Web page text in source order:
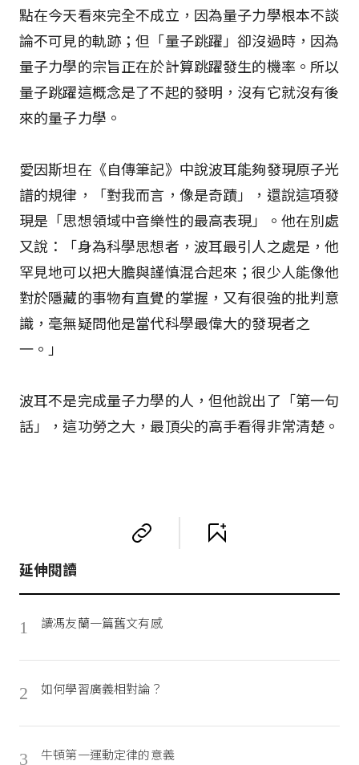
點在今天看來完全不成立，因為量子力學根本不談
論不可見的軌跡；但「量子跳躍」卻沒過時，因為
量子力學的宗旨正在於計算跳躍發生的機率。所以
量子跳躍這概念是了不起的發明，沒有它就沒有後
來的量子力學。
愛因斯坦在《自傳筆記》中說波耳能夠發現原子光
譜的規律，「對我而言，像是奇蹟」，還說這項發
現是「思想領域中音樂性的最高表現」。他在別處
又說：「身為科學思想者，波耳最引人之處是，他
罕見地可以把大膽與謹慎混合起來；很少人能像他
對於隱藏的事物有直覺的掌握，又有很強的批判意
識，毫無疑問他是當代科學最偉大的發現者之
一。」
波耳不是完成量子力學的人，但他說出了「第一句
話」，這功勞之大，最頂尖的高手看得非常清楚。
延伸閱讀
1 讀馮友蘭一篇舊文有感
2 如何學習廣義相對論？
3 牛頓第一運動定律的意義